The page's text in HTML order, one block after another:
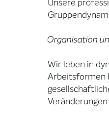
Unsere
Organisation
Wir leben in
Arbeitsformen